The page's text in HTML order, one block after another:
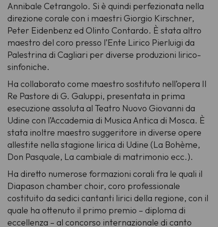
Annibale Cetrangolo. Si è quindi perfezionata nella
direzione corale con i maestri Giorgio Kirschner,
Peter Eidenbenz ed Olinto Contardo. È stata altro
maestro del coro presso l’Ente Lirico Pierluigi da
Palestrina di Cagliari per diverse produzioni lirico-
sinfoniche.
Ha collaborato come maestro sostituto nell’opera Il
Re Pastore di G. Galuppi, presentata in prima
esecuzione assoluta al Teatro Nuovo Giovanni da
Udine con l’Accademia di Musica Antica di Mosca. È
stata inoltre maestro suggeritore in diverse opere
allestite nella stagione lirica di Udine (La Bohème,
Don Pasquale, La cambiale di matrimonio ecc.).
Ha diretto numerose formazioni corali fra le quali il
Diapason chamber choir, coro professionale
costituito da sedici cantanti lirici della regione, con il
quale ha ottenuto il primo premio – diploma di
eccellenza – al concorso internazionale di canto